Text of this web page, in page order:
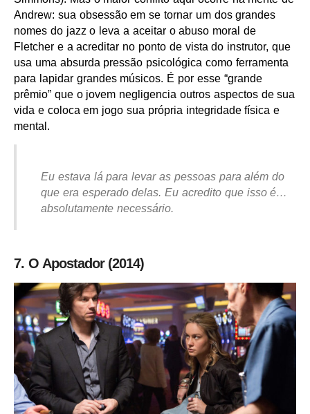
Andrew: sua obsessão em se tornar um dos grandes
nomes do jazz o leva a aceitar o abuso moral de
Fletcher e a acreditar no ponto de vista do instrutor, que
usa uma absurda pressão psicológica como ferramenta
para lapidar grandes músicos. É por esse “grande
prêmio” que o jovem negligencia outros aspectos de sua
vida e coloca em jogo sua própria integridade física e
mental.
Eu estava lá para levar as pessoas para além do
que era esperado delas. Eu acredito que isso é…
absolutamente necessário.
7. O Apostador (2014)